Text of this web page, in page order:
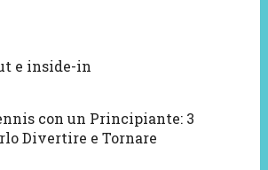
e inside-in
con un Principiante: 3
Divertire e Tornare